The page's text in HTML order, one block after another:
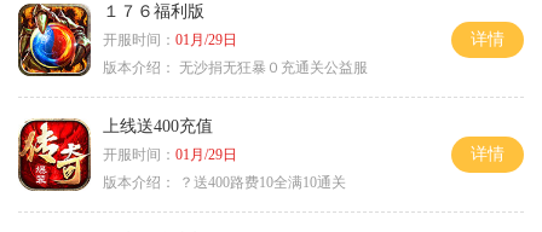
１７６福利版
开服时间： 01月/29日
版本介绍： 无沙捐无狂暴０充通关公益服
详情
上线送400充值
开服时间： 01月/29日
版本介绍：
？送400路费10全满10通关
详情